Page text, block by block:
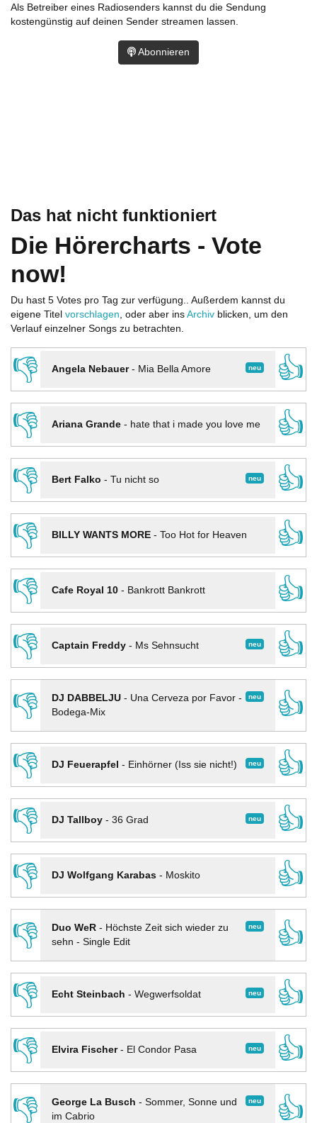
Das hat nicht funktioniert
Die Hörercharts - Vote
now!
Du hast 5 Votes pro Tag zur verfügung.. Außerdem kannst du
eigene Titel vorschlagen, oder aber ins Archiv blicken, um den
Verlauf einzelner Songs zu betrachten.
👎 neu
Angela Nebauer- Mia Bella Amore
👍
👎
Ariana Grande- hate that i made you love me
👍
👎
neu
Bert Falko - Tu nicht so
👍
👎
BILLY WANTS MORE- Too Hot for Heaven
👍
👎
Cafe Royal 10- Bankrott Bankrott
👍
👎
neu
Captain Freddy- Ms Sehnsucht
👍
👎
neu
DJ DABBELJU- Una Cerveza por Favor -
Bodega-Mix
👍
👎
neu
DJ Feuerapfel - Einhörner (Iss sie nicht!)
👍
👎
neu
DJ Tallboy- 36 Grad
👍
👎
DJ Wolfgang Karabas- Moskito
👍
👎
neu
Duo WeR- Höchste Zeit sich wieder zu
sehn - Single Edit
👍
👎
neu
Echt Steinbach - Wegwerfsoldat
👍
👎
neu
Elvira Fischer- El Condor Pasa
👍
👎
neu
George La Busch - Sommer, Sonne und
im Cabrio
👍
Als Betreiber eines Radiosenders kannst du die Sendung
kostengünstig auf deinen Sender streamen lassen.
Abonnieren